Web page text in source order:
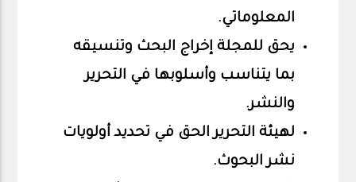
المعلوماتي.
يحق للمجلة إخراج البحث وتنسيقه
بما يتناسب وأسلوبها في التحرير
والنشر.
لهيئة التحرير الحق في تحديد أولويات
نشر البحوث.